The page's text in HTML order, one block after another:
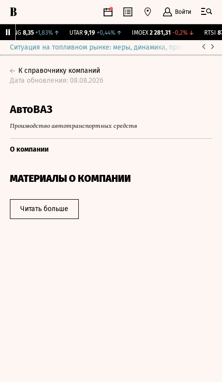
Войти
8,35 +1,83%↑ UTAR 9,19 +0,44%↑ IMOEX 2 281,31 -0,2%↓ RTSI
Ситуация на топливном рынке: меры, динамика, прогнозы
К справочнику компаний
Дата обновления: 08.08.2026
АвтоВАЗ
Производство автотранспортных средств
О компании
МАТЕРИАЛЫ О КОМПАНИИ
Читать больше